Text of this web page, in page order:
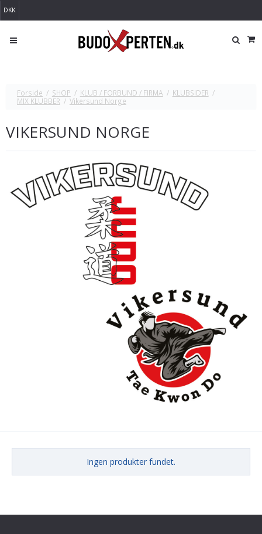
DKK
Forside / SHOP / KLUB / FORBUND / FIRMA / KLUBSIDER /
MIX KLUBBER / Vikersund Norge
VIKERSUND NORGE
Ingen produkter fundet.